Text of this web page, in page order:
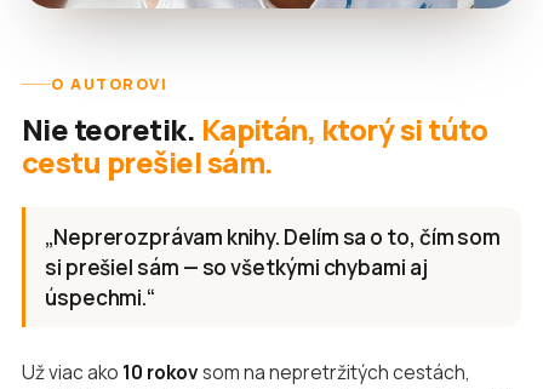
O AUTOROVI
Nie teoretik. Kapitán, ktorý si túto
cestu prešiel sám.
„Neprerozprávam knihy. Delím sa o to, čím som
si prešiel sám — so všetkými chybami aj
úspechmi.“
Už viac ako 10 rokovsom na nepretržitých cestách,